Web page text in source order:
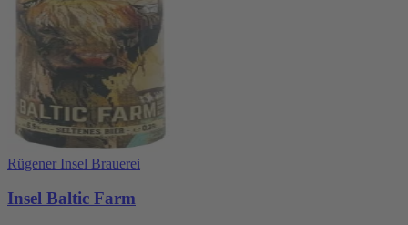
Rügener Insel Brauerei
Insel Baltic Farm